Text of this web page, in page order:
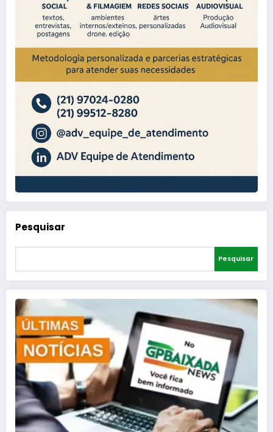
Pesquisar
Pesquisar